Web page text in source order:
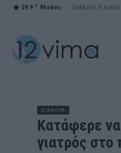
29.9 C Rhodes Σάββατο, 8
ΔΙΑΦΟΡΑ
Κατάφερε
γιατρός